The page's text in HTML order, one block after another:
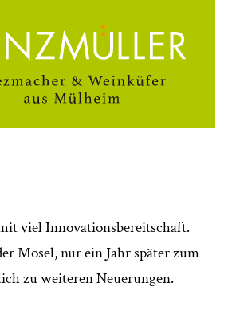
viel Innovationsbereitschaft.
Mosel, nur ein Jahr später zum
zu weiteren Neuerungen.